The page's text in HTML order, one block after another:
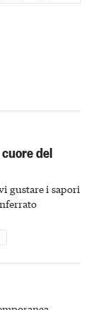
del
gustare i sapori